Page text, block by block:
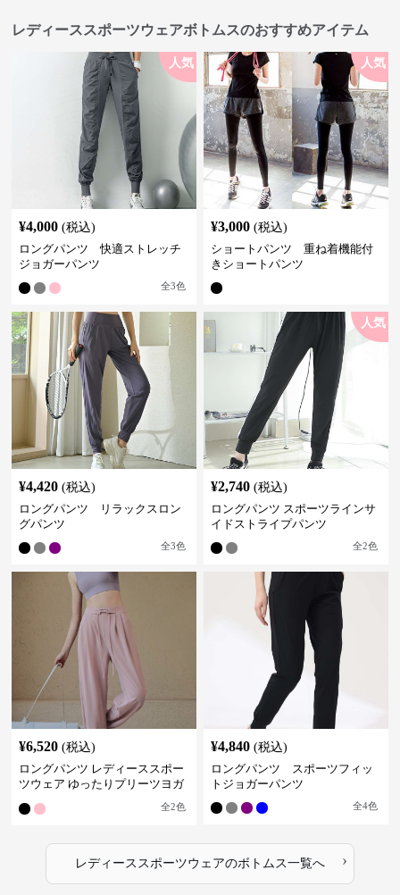
レディーススポーツウェアボトムスのおすすめアイテム
人気
¥4,000 (税込)
ロングパンツ 快適ストレッチ
ジョガーパンツ
全3色
人気
¥3,000 (税込)
ショートパンツ 重ね着機能付
きショートパンツ
¥4,420 (税込)
ロングパンツ リラックスロン
グパンツ
全3色
人気
¥2,740 (税込)
ロングパンツ スポーツラインサ
イドストライプパンツ
全2色
¥6,520 (税込)
ロングパンツ レディーススポー
ツウェア ゆったりプリーツヨガ
全2色
¥4,840 (税込)
ロングパンツ スポーツフィッ
トジョガーパンツ
全4色
レディーススポーツウェアのボトムス一覧へ ›